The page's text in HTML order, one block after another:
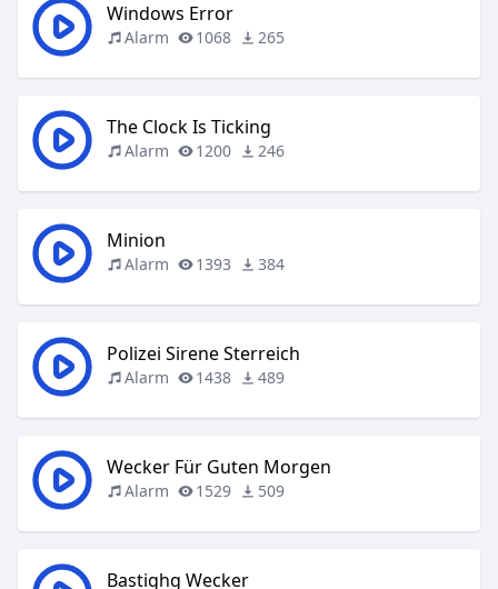
Windows Error
Alarm 1068 265
The Clock Is Ticking
Alarm 1200 246
Minion
Alarm 1393 384
Polizei Sirene Sterreich
Alarm 1438 489
Wecker Für Guten Morgen
Alarm 1529 509
Bastighg Wecker